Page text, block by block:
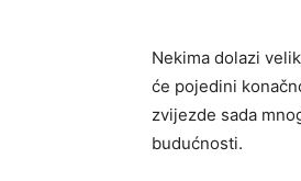
Nekima dolazi
će pojedini
zvijezde sada
budućnosti.